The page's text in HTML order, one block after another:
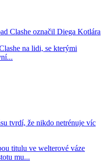
Clashe označil Diega Kotlára
na lidi, se kterými
tvrdí, že nikdo netrénuje víc
titulu ve welterové váze
mu...